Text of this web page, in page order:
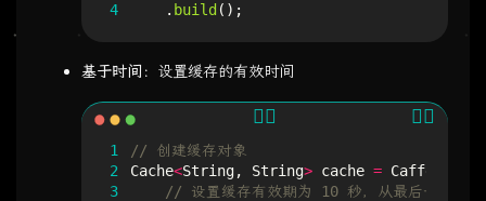
4
. build ();
基于时间 ：设置缓存的有效时间
1
2
3
// 创建缓存对象
Cache<String, String> cache = Caffeine
// 设置缓存有效期为 10 秒，从最后一次写